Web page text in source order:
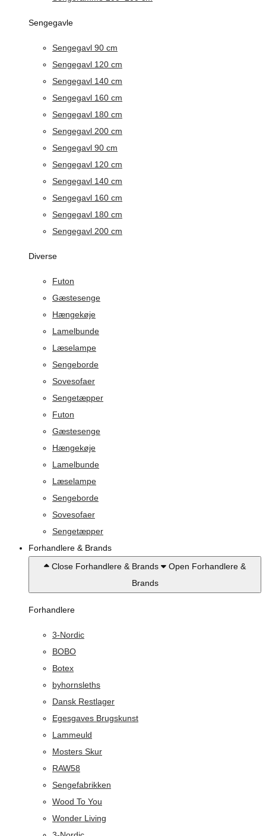
Sengegavle
Sengegavl 90 cm
Sengegavl 120 cm
Sengegavl 140 cm
Sengegavl 160 cm
Sengegavl 180 cm
Sengegavl 200 cm
Sengegavl 90 cm
Sengegavl 120 cm
Sengegavl 140 cm
Sengegavl 160 cm
Sengegavl 180 cm
Sengegavl 200 cm
Diverse
Futon
Gæstesenge
Hængekøje
Lamelbunde
Læselampe
Sengeborde
Sovesofaer
Sengetæpper
Futon
Gæstesenge
Hængekøje
Lamelbunde
Læselampe
Sengeborde
Sovesofaer
Sengetæpper
Forhandlere & Brands
Close Forhandlere & Brands
Open Forhandlere &
Brands
Forhandlere
3-Nordic
BOBO
Botex
byhornsleths
Dansk Restlager
Egesgaves Brugskunst
Lammeuld
Mosters Skur
RAW58
Sengefabrikken
Wood To You
Wonder Living